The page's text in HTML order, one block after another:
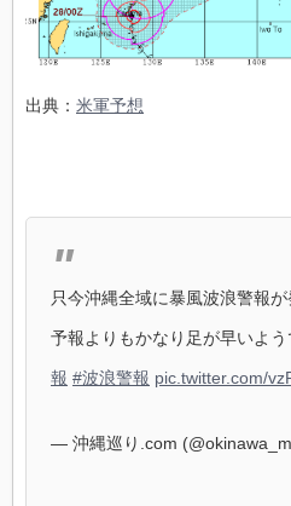
出典： 米軍予想
只今沖縄全域に暴風波浪警報が
予報よりもかなり足が早いよう
報 #波浪警報 pic.twitter.com/
— 沖縄巡り.com